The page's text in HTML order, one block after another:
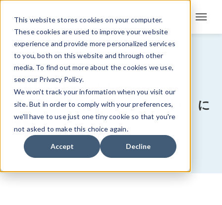
This website stores cookies on your computer.
These cookies are used to improve your website
experience and provide more personalized services
to you, both on this website and through other
media. To find out more about the cookies we use,
see our Privacy Policy.
We won't track your information when you visit our
site. But in order to comply with your preferences,
we'll have to use just one tiny cookie so that you're
not asked to make this choice again.
Accept Decline
メディア掲載
KDDIスマートドローンとの
BizStack連携について「BUILT」に
掲載
2025/10/23